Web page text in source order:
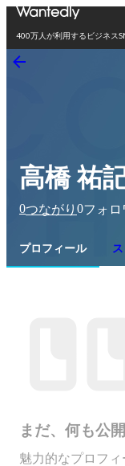
400万人が利用するビジネス
高橋 祐
0つながり 0フォロ
プロフィール
まだ、何も公
魅力的なプロフィ